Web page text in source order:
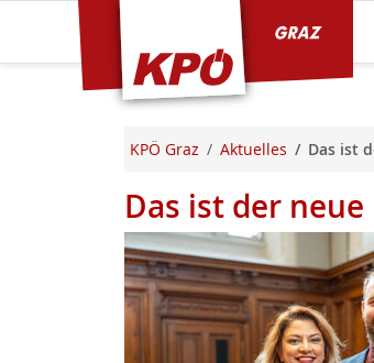
KPÖ Graz Aktuelles Das ist
Das ist der